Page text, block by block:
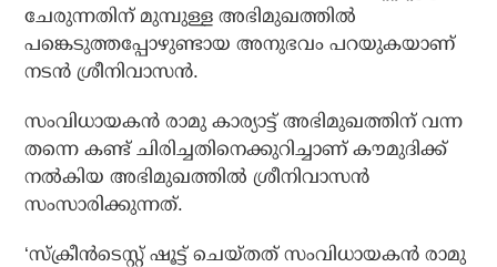
ചേരുന്നതിന് മുമ്പുള്ള അഭിമുഖത്തില്‍
പങ്കെടുത്തപ്പോഴുണ്ടായ അനുഭവം പറയുകയാണ്
നടന്‍ ശ്രീനിവാസന്‍.
സംവിധായകന്‍ രാമു കാര്യാട്ട് അഭിമുഖത്തിന് വന്ന
തന്നെ കണ്ട് ചിരിച്ചതിനെക്കുറിച്ചാണ് കൗമുദിക്ക്
നല്‍കിയ അഭിമുഖത്തില്‍ ശ്രീനിവാസന്‍
സംസാരിക്കുന്നത്.
‘സ്‌ക്രീന്‍ടെസ്റ്റ് ഷൂട്ട് ചെയ്തത് സംവിധായകന്‍ രാമു